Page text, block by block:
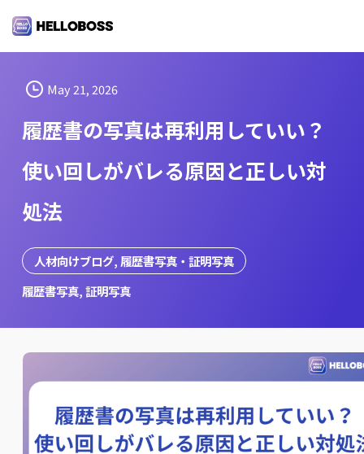
i
May 21, 2026
履歴書の写真は再利用していい？
使い回しがバレる原因と正しい対
処法
人材向けブログ, 履歴書写真・証明写真
履歴書写真, 証明写真